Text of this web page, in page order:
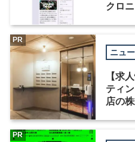
クロ
ニュ
【求
ティ
店の
PR
PR